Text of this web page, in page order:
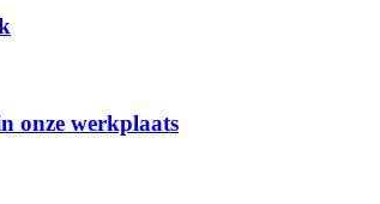
onze werkplaats